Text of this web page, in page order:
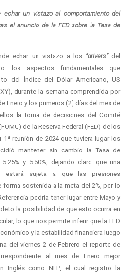
echar un vistazo al comportamiento del
el anuncio de la FED sobre la Tasa de
echar un vistazo a los “drivers”del
los aspectos fundamentales que
del Índice del Dólar Americano, US
durante la semana comprendida por
Enero y los primeros (2) días del mes de
la toma de decisiones del Comité
de la Reserva Federal (FED) de los
reunión de 2024 que tuviera lugar los
mantener sin cambio la Tasa de
y 5.50%, dejando claro que una
estará sujeta a que las presiones
forma sostenida a la meta del 2%, por lo
podría tener lugar entre Mayo y
la posibilidad de que esto ocurra en
lo que nos permite inferir que la FED
y la estabilidad financiera luego
del viernes 2 de Febrero el reporte de
al mes de Enero mejor
Inglés como NFP, el cual registró la